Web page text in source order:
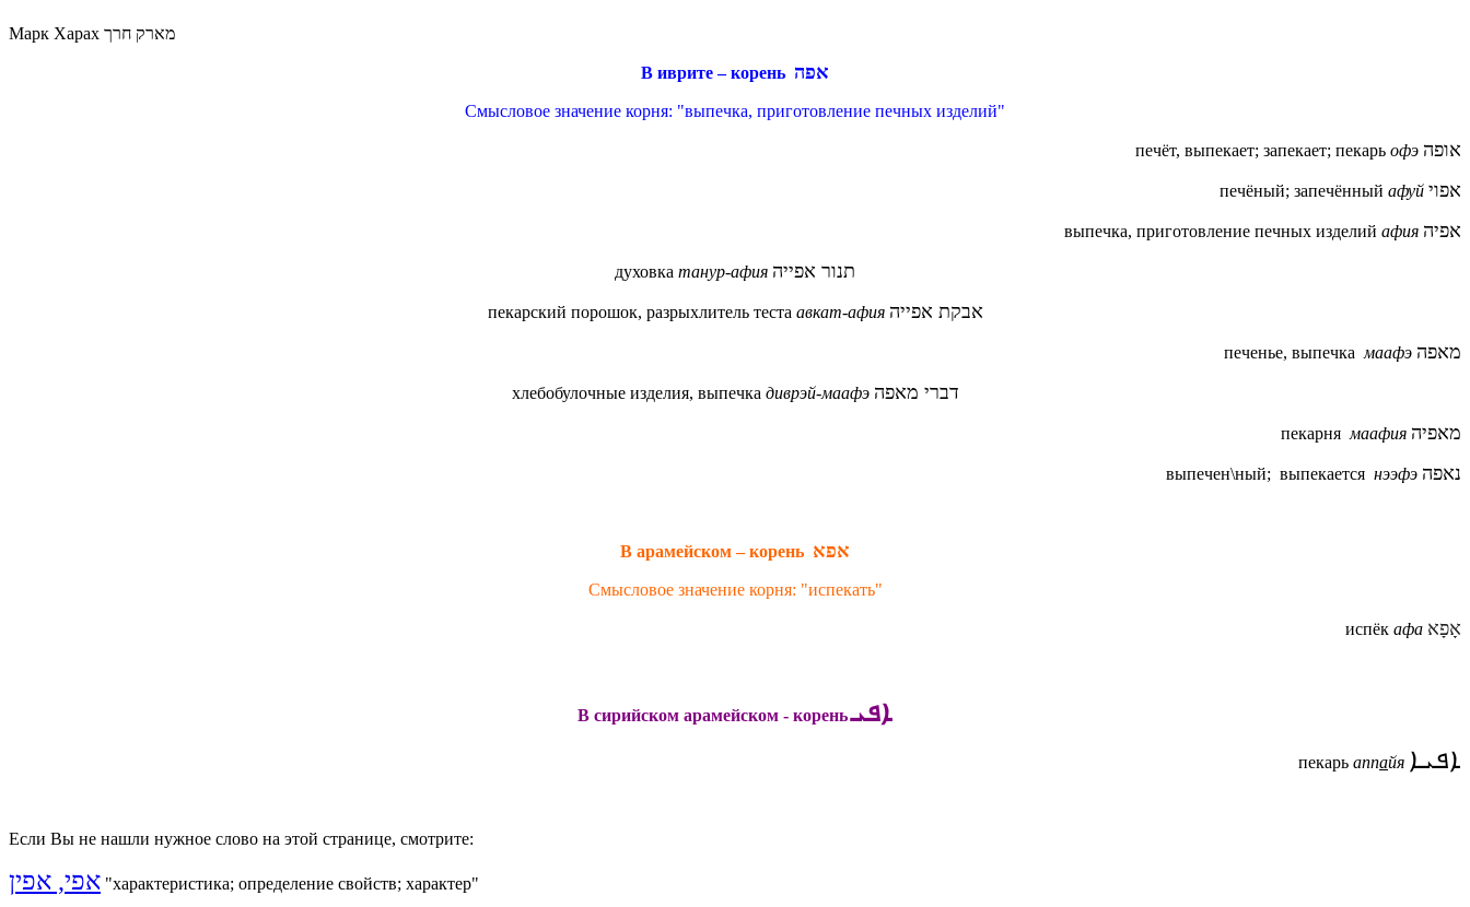
Марк Харах מארק חרך
В иврите – корень אפה
Смысловое значение корня: "выпечка, приготовление печных изделий"
печёт, выпекает; запекает; пекарь офэ אופה
печёный; запечённый афуй אפוי
выпечка, приготовление печных изделий афия אפיה
духовка танур-афия תנור אפייה
пекарский порошок, разрыхлитель теста авкат-афия אבקת אפייה
печенье, выпечка маафэ מאפה
хлебобулочные изделия, выпечка диврэй-маафэ דברי מאפה
пекарня маафия מאפיה
выпечен\ный; выпекается нээфэ נאפה
В арамейском – корень אפא
Смысловое значение корня: "испекать"
испёк афа אָפָא
В сирийском арамейском - кореньܐܦܝ
пекарь аппайя ܐܦܝܐ
Если Вы не нашли нужное слово на этой странице, смотрите:
אפי, אפין "характеристика; определение свойств; характер"